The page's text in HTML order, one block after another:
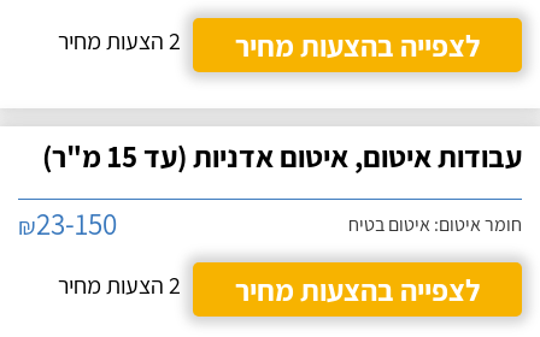
לצפייה בהצעות מחיר
2 הצעות מחיר
עבודות איטום, איטום אדניות (עד 15 מ"ר)
חומר איטום: איטום בטיח ₪23-150
לצפייה בהצעות מחיר
2 הצעות מחיר